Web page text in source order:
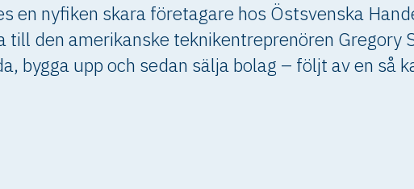
en nyfiken skara företagare hos Östsvenska
till den amerikanske teknikentreprenören Gregory
bygga upp och sedan sälja bolag – följt av en så